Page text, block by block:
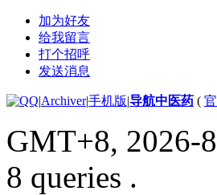
加为好友
给我留言
打个招呼
发送消息
|Archiver|手机版|导航中医药 (
GMT+8, 2026-
8 queries .